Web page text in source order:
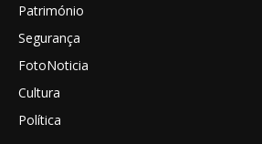
Património
Segurança
FotoNoticia
Cultura
Política